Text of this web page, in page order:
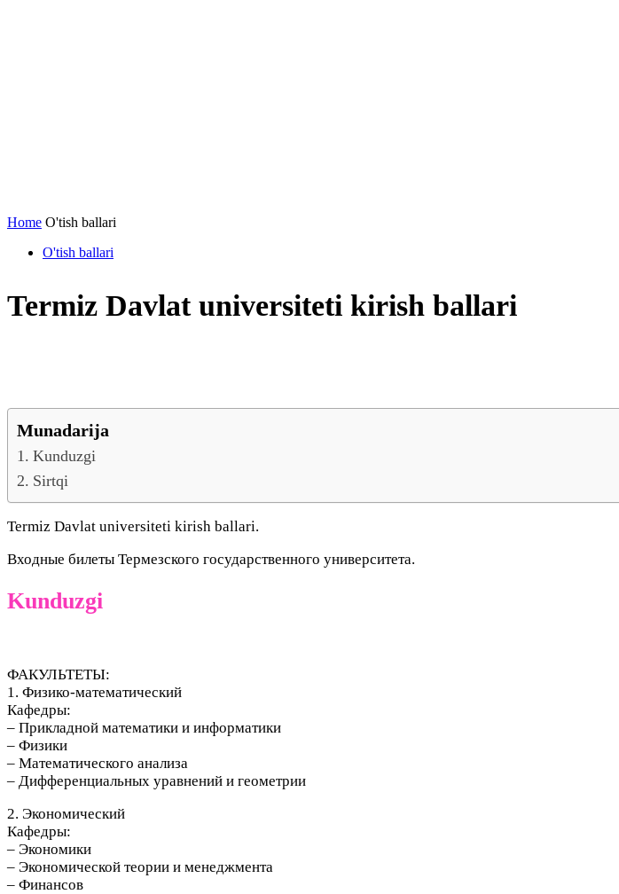
Home O'tish ballari
O'tish ballari
Termiz Davlat universiteti kirish ballari
Munadarija
Kunduzgi
Sirtqi
Termiz Davlat universiteti kirish ballari.
Входные билеты Термезского государственного университета.
Kunduzgi
ФАКУЛЬТЕТЫ:
1. Физико-математический
Кафедры:
– Прикладной математики и информатики
– Физики
– Математического анализа
– Дифференциальных уравнений и геометрии
2. Экономический
Кафедры:
– Экономики
– Экономической теории и менеджмента
– Финансов